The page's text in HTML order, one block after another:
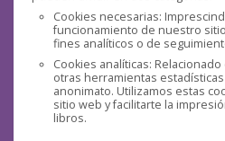
Cookies necesarias:
funcionamiento de nuestro
fines analíticos o de
Cookies analíticas:
otras herramientas
anonimato. Utilizamos estas
sitio web y facilitarte la
libros.
Redes